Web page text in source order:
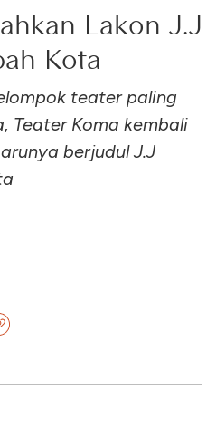
Lakon J.J
Kota
teater paling
Teater Koma kembali
berjudul J.J